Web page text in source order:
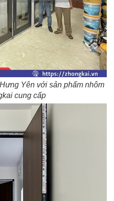
Yên với sản phẩm nhôm
cung cấp